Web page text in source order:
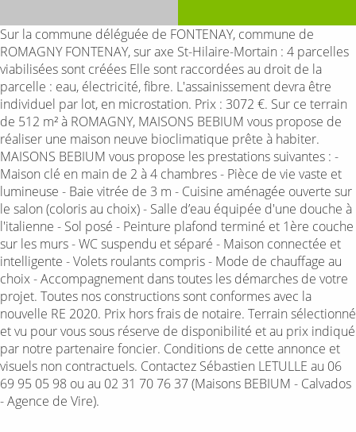
Sur la commune déléguée de FONTENAY, commune de
ROMAGNY FONTENAY, sur axe St-Hilaire-Mortain : 4 parcelles
viabilisées sont créées Elle sont raccordées au droit de la
parcelle : eau, électricité, fibre. L'assainissement devra être
individuel par lot, en microstation. Prix : 3072 €. Sur ce terrain
de 512 m² à ROMAGNY, MAISONS BEBIUM vous propose de
réaliser une maison neuve bioclimatique prête à habiter.
MAISONS BEBIUM vous propose les prestations suivantes : -
Maison clé en main de 2 à 4 chambres - Pièce de vie vaste et
lumineuse - Baie vitrée de 3 m - Cuisine aménagée ouverte sur
le salon (coloris au choix) - Salle d’eau équipée d'une douche à
l'italienne - Sol posé - Peinture plafond terminé et 1ère couche
sur les murs - WC suspendu et séparé - Maison connectée et
intelligente - Volets roulants compris - Mode de chauffage au
choix - Accompagnement dans toutes les démarches de votre
projet. Toutes nos constructions sont conformes avec la
nouvelle RE 2020. Prix hors frais de notaire. Terrain sélectionné
et vu pour vous sous réserve de disponibilité et au prix indiqué
par notre partenaire foncier. Conditions de cette annonce et
visuels non contractuels. Contactez Sébastien LETULLE au 06
69 95 05 98 ou au 02 31 70 76 37 (Maisons BEBIUM - Calvados
- Agence de Vire).